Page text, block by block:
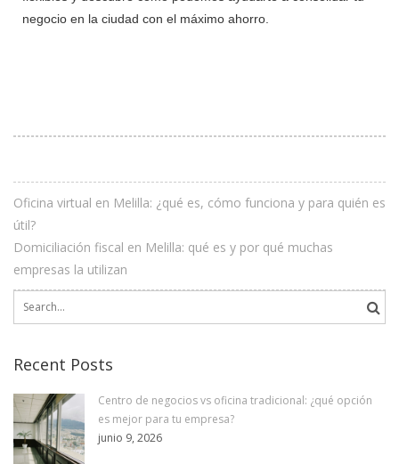
negocio en la ciudad con el máximo ahorro.
Oficina virtual en Melilla: ¿qué es, cómo funciona y para quién es
útil?
Domiciliación fiscal en Melilla: qué es y por qué muchas
empresas la utilizan
Search
Recent Posts
Centro de negocios vs oficina tradicional: ¿qué opción
es mejor para tu empresa?
junio 9, 2026